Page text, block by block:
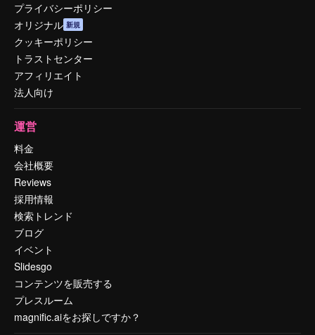
プライバシーポリシー
オリジナル 新規
クッキーポリシー
トラストセンター
アフィリエイト
法人向け
運営
料金
会社概要
Reviews
採用情報
検索トレンド
ブログ
イベント
Slidesgo
コンテンツを販売する
プレスルーム
magnific.aiをお探しですか？